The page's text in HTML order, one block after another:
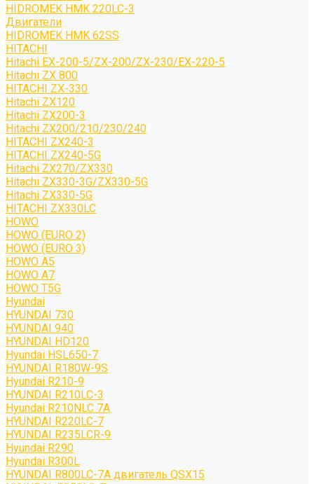
HIDROMEK HMK 220LC-3
Двигатели
HIDROMEK HMK 62SS
HITACHI
Hitachi EX-200-5/ZX-200/ZX-230/EX-220-5
Hitachi ZX 800
HITACHI ZX-330
Hitachi ZX120
Hitachi ZX200-3
Hitachi ZX200/210/230/240
HITACHI ZX240-3
HITACHI ZX240-5G
Hitachi ZX270/ZX330
Hitachi ZX330-3G/ZX330-5G
Hitachi ZX330-5G
HITACHI ZX330LC
HOWO
HOWO (EURO 2)
HOWO (EURO 3)
HOWO A5
HOWO A7
HOWO T5G
Hyundai
HYUNDAI 730
HYUNDAI 940
HYUNDAI HD120
Hyundai HSL650-7
HYUNDAI R180W-9S
Hyundai R210-9
HYUNDAI R210LC-3
Hyundai R210NLC 7A
HYUNDAI R220LC-7
HYUNDAI R235LCR-9
Hyundai R290
Hyundai R300L
HYUNDAI R800LC-7A двигатель QSX15